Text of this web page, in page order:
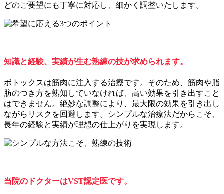
どのご要望にも丁寧に対応し、細かく調整いたします。
知識と経験、実績が生む熟練の技が求められます。
ボトックスは筋肉に注入する治療です。そのため、筋肉や脂
肪のつき方を熟知していなければ、高い効果を引き出すこと
はできません。絶妙な調整により、最大限の効果を引き出し
ながらリスクを回避します。シンプルな治療法だからこそ、
長年の経験と実績が理想の仕上がりを実現します。
当院のドクターはVST認定医です。